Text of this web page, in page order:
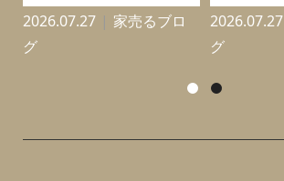
2026.07.27
家売るブロ
グ
2026.07.27
グ